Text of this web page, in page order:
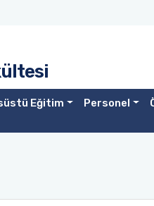
Eğitim Personel